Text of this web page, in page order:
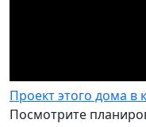
Проект этого дома в
Посмотрите